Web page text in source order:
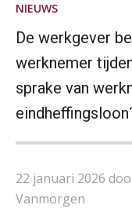
NIEUWS
De werkgever
werknemer
sprake van
22 januari 2026
Vanmorgen